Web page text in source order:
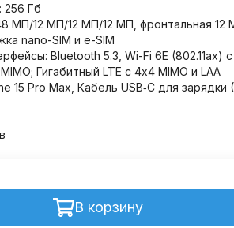
256 Гб
МП/12 МП/12 МП/12 МП, фронтальная 12
nano-SIM и e-SIM
Bluetooth 5.3, Wi-Fi 6E (802.11ax) с
Гигабитный LTE с 4x4 MIMO и LAA
15 Pro Max, Кабель USB‑C для зарядки
В корзину